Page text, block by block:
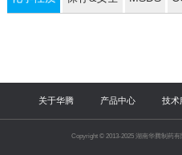
关于华腾 产品中心 技术
Copyright © 2013-2025 湖南华腾制药